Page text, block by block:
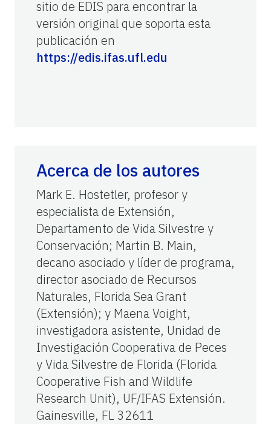
sitio de EDIS para encontrar la
versión original que soporta esta
publicación en
https://edis.ifas.ufl.edu
Acerca de los autores
Mark E. Hostetler, profesor y
especialista de Extensión,
Departamento de Vida Silvestre y
Conservación; Martin B. Main,
decano asociado y líder de programa,
director asociado de Recursos
Naturales, Florida Sea Grant
(Extensión); y Maena Voight,
investigadora asistente, Unidad de
Investigación Cooperativa de Peces
y Vida Silvestre de Florida (Florida
Cooperative Fish and Wildlife
Research Unit), UF/IFAS Extensión.
Gainesville, FL 32611